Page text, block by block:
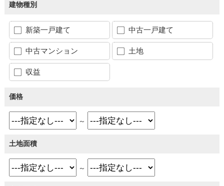
建物種別
新築一戸建て 中古一戸建て
中古マンション 土地
収益
価格
～
土地面積
～